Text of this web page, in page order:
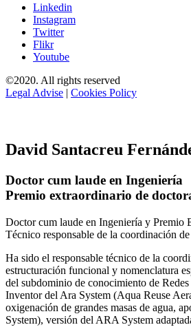
Linkedin
Instagram
Twitter
Flikr
Youtube
©2020. All rights reserved
Legal Advise | Cookies Policy
David Santacreu
Doctor cum laude en Ingeniería
Premio extraordinario de
Doctor cum laude en Ingeniería y Premio
Técnico responsable de la coordinación
Ha sido el responsable técnico de la
estructuración funcional y nomenclatura
del subdominio de conocimiento de
Inventor del Ara System (Aqua Reuse
oxigenación de grandes masas de agua,
System), versión del ARA System